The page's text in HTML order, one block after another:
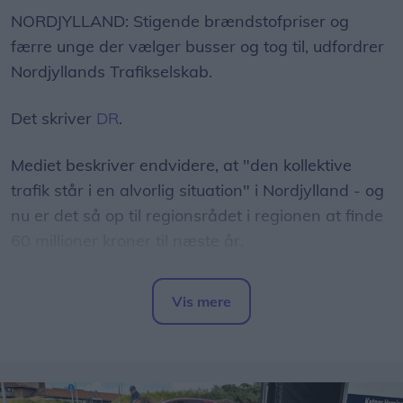
NORDJYLLAND: Stigende brændstofpriser og
færre unge der vælger busser og tog til, udfordrer
Nordjyllands Trafikselskab.
Det skriver DR.
Mediet beskriver endvidere, at "den kollektive
trafik står i en alvorlig situation" i Nordjylland - og
nu er det så op til regionsrådet i regionen at finde
- Det er et svimlende beløb, indleder
regionsrådsmedlem Susanne Flydtkjær, inden hun
- Jeg frygter især, at vi må reducere eller lukke
Vis mere